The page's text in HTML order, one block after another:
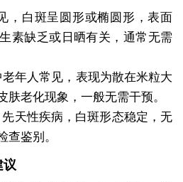
，白斑呈圆形或椭圆形，表面
素缺乏或日晒有关，通常无需
老年人常见，表现为散在米粒大
肤老化现象，一般无需干预。
先天性疾病，白斑形态稳定，无
查鉴别。
议